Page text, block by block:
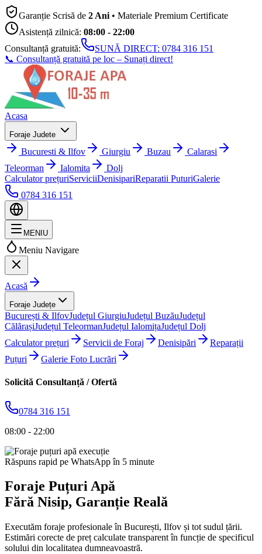
Garanție Scrisă de 2 Ani • Materiale Premium Certificate
Asistență zilnică: 08:00 - 22:00
Consultanță gratuită:
SUNĂ DIRECT: 0784 316 151
📞 Consultanță gratuită pe loc – Sunați direct!
Acasa
Foraje Judete
Bucuresti & Ilfov Giurgiu Buzau
Calarasi
Teleorman
Ialomita
Dolj
Calculator prețuriServiciiDenisipariReparatii PuturiGalerie
0784 316 151
MENIU
Meniu Navigare
Acasă
Foraje Județe
București & IlfovJudețul GiurgiuJudețul BuzăuJudețul
CălărașiJudețul TeleormanJudețul IalomițaJudețul Dolj
Calculator prețuri
Servicii de Foraj Denisipări
Reparații
Puțuri
Galerie Foto Lucrări
Solicită Consultanță / Ofertă
0784 316 151
08:00 - 22:00
Răspuns rapid pe WhatsApp în 5 minute
Foraje Puțuri Apă
Fără Nisip, Garanție Reală
Executăm foraje profesionale în București, Ilfov și tot sudul țării.
Estimări corecte de preț calculate transparent în funcție de specificul
solului din localitatea dumneavoastră.